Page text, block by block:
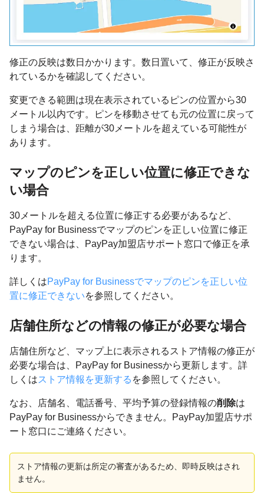
修正の反映は数日かかります。数日置いて、修正が反映さ
れているかを確認してください。
変更できる範囲は現在表示されているピンの位置から30
メートル以内です。ピンを移動させても元の位置に戻って
しまう場合は、距離が30メートルを超えている可能性が
あります。
マップのピンを正しい位置に修正できな
い場合
30メートルを超える位置に修正する必要があるなど、
PayPay for Businessでマップのピンを正しい位置に修正
できない場合は、PayPay加盟店サポート窓口で修正を承
ります。
詳しくはPayPay for Businessでマップのピンを正しい位
置に修正できないを参照してください。
店舗住所などの情報の修正が必要な場合
店舗住所など、マップ上に表示されるストア情報の修正が
必要な場合は、PayPay for Businessから更新します。詳
しくはストア情報を更新する を参照してください。
なお、店舗名、電話番号、平均予算の登録情報の削除は
PayPay for Businessからできません。PayPay加盟店サポ
ート窓口にご連絡ください。
ストア情報の更新は所定の審査があるため、即時反映はされ
ません。